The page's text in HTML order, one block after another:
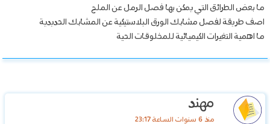
ما بعض الطرائق التي يمكن بها فصل الرمل عن الملح
اصف طريقة لفصل مشابك الورق البلاستيكية عن المشابك الحديدية
ما اهمية التغيرات الكيميائية للمخلوقات الحية
مهند
منذ 6 سنوات الساعة 23:17